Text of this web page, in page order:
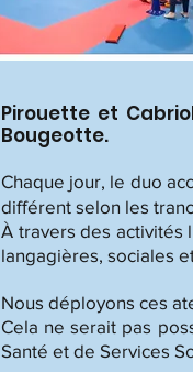
​Pirouette et
Bougeotte.
Chaque jour, le duo
différent selon les
À travers des activités
langagières, sociales
Nous déployons ces
Cela ne serait pas
Santé et de Services